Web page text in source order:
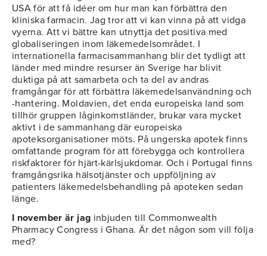
USA för att få idéer om hur man kan förbättra den
kliniska farmacin. Jag tror att vi kan vinna på att vidga
vyerna. Att vi bättre kan utnyttja det positiva med
globaliseringen inom läkemedelsområdet. I
internationella farmacisammanhang blir det tydligt att
länder med mindre resurser än Sverige har blivit
duktiga på att samarbeta och ta del av andras
framgångar för att förbättra läkemedelsanvändning och
-hantering. Moldavien, det enda europeiska land som
tillhör gruppen låginkomstländer, brukar vara mycket
aktivt i de sammanhang där europeiska
apoteksorganisationer möts. På ungerska apotek finns
omfattande program för att förebygga och kontrollera
riskfaktorer för hjärt-kärlsjukdomar. Och i Portugal finns
framgångsrika hälsotjänster och uppföljning av
patienters läkemedelsbehandling på apoteken sedan
länge.
I november är jag inbjuden till Commonwealth
Pharmacy Congress i Ghana. Är det någon som vill följa
med?